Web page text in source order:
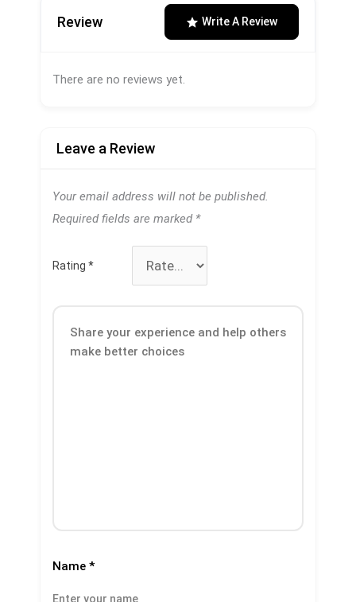
Review Write A Review
There are no reviews yet.
Leave a Review
Your email address will not be published.
Required fields are marked *
Rating *
Name *